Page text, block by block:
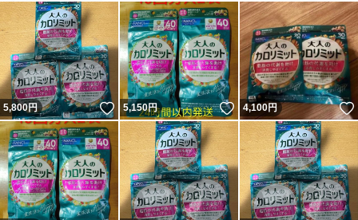
5,800円 いいね！
5,150円 いいね！
4,100円